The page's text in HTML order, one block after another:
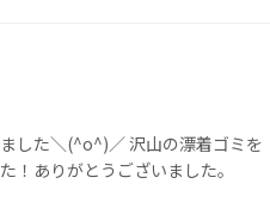
した＼(^o^)／ 沢山の漂着ゴミを
！ありがとうございました。